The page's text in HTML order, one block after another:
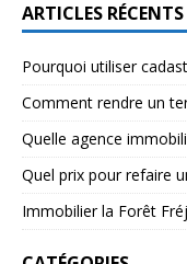
ARTICLES RÉCENTS
Pourquoi utiliser
Comment rendre un
Quelle agence
Quel prix pour refaire
Immobilier la Forêt